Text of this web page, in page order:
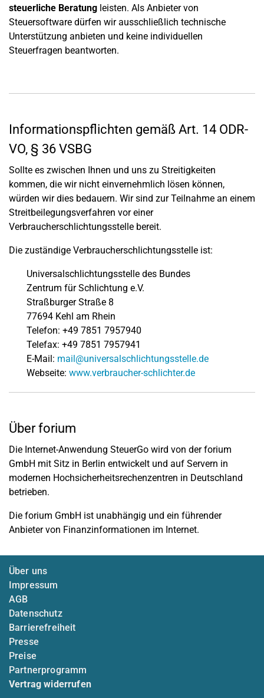
steuerliche Beratung leisten. Als Anbieter von
Steuersoftware dürfen wir ausschließlich technische
Unterstützung anbieten und keine individuellen
Steuerfragen beantworten.
Informationspflichten gemäß Art. 14 ODR-
VO, § 36 VSBG
Sollte es zwischen Ihnen und uns zu Streitigkeiten
kommen, die wir nicht einvernehmlich lösen können,
würden wir dies bedauern. Wir sind zur Teilnahme an einem
Streitbeilegungsverfahren vor einer
Verbraucherschlichtungsstelle bereit.
Die zuständige Verbraucherschlichtungsstelle ist:
Universalschlichtungsstelle des Bundes
Zentrum für Schlichtung e.V.
Straßburger Straße 8
77694 Kehl am Rhein
Telefon: +49 7851 7957940
Telefax: +49 7851 7957941
E-Mail: mail@universalschlichtungsstelle.de
Webseite: www.verbraucher-schlichter.de
Über forium
Die Internet-Anwendung SteuerGo wird von der forium
GmbH mit Sitz in Berlin entwickelt und auf Servern in
modernen Hochsicherheitsrechenzentren in Deutschland
betrieben.
Die forium GmbH ist unabhängig und ein führender
Anbieter von Finanzinformationen im Internet.
Über uns
Impressum
AGB
Datenschutz
Barrierefreiheit
Presse
Preise
Partnerprogramm
Vertrag widerrufen